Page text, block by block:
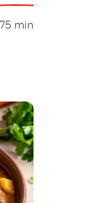
75 min